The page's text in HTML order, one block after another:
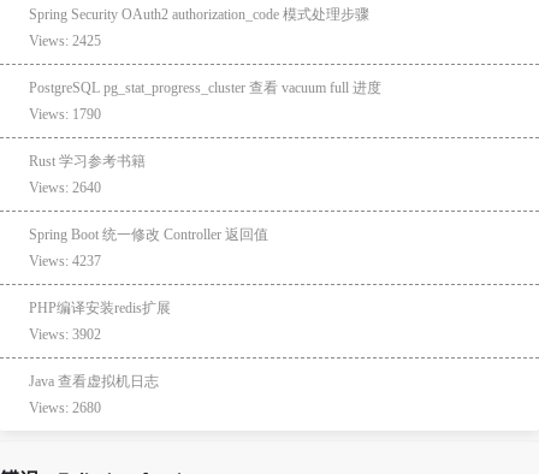
Spring Security OAuth2 authorization_code 模式处理步骤
Views: 2425
PostgreSQL pg_stat_progress_cluster 查看 vacuum full 进度
Views: 1790
Rust 学习参考书籍
Views: 2640
Spring Boot 统一修改 Controller 返回值
Views: 4237
PHP编译安装redis扩展
Views: 3902
Java 查看虚拟机日志
Views: 2680